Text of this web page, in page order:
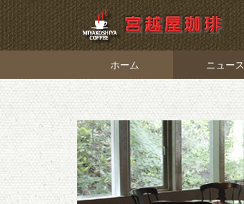
ホーム ニュース